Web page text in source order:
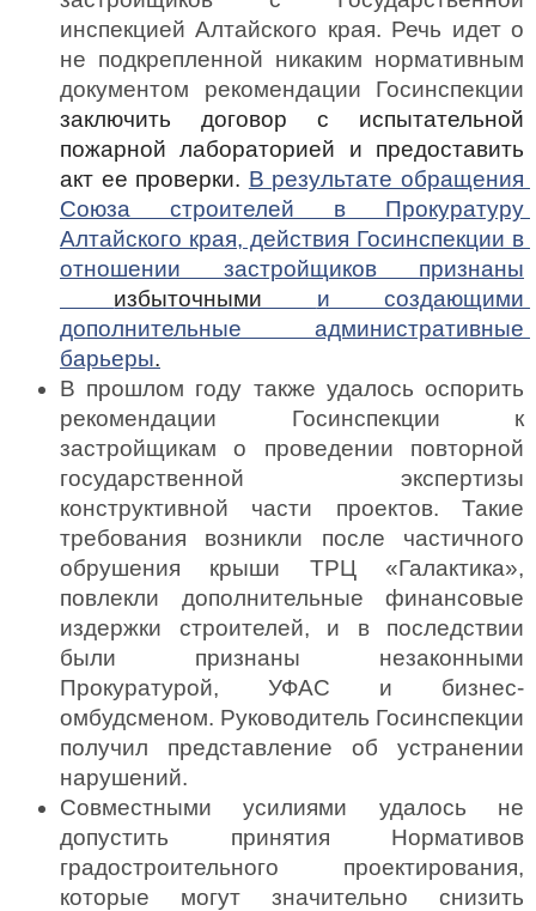
инспекцией Алтайского края. Речь идет о
не подкрепленной никаким нормативным
заключить договор с испытательной
пожарной лабораторией и предоставить
акт ее проверки. В результате обращения
Союза строителей в Прокуратуру
Алтайского края, действия Госинспекции в
отношении застройщиков признаны
избыточными и создающими
дополнительные административные
барьеры.
В прошлом году также удалось оспорить
рекомендации Госинспекции к
застройщикам о проведении повторной
государственной экспертизы
конструктивной части проектов. Такие
требования возникли после частичного
обрушения крыши ТРЦ «Галактика»,
повлекли дополнительные финансовые
издержки строителей, и в последствии
были признаны незаконными
Прокуратурой, УФАС и бизнес-
омбудсменом. Руководитель Госинспекции
получил представление об устранении
нарушений.
Совместными усилиями удалось не
допустить принятия Нормативов
градостроительного проектирования,
которые могут значительно снизить